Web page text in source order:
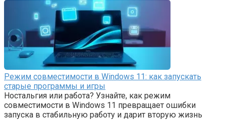
Режим совместимости в Windows 11: как запускать
старые программы и игры
Ностальгия или работа? Узнайте, как режим
совместимости в Windows 11 превращает ошибки
запуска в стабильную работу и дарит вторую жизнь